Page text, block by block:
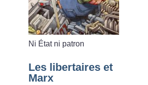
Ni État ni patron
Les libertaires et
Marx